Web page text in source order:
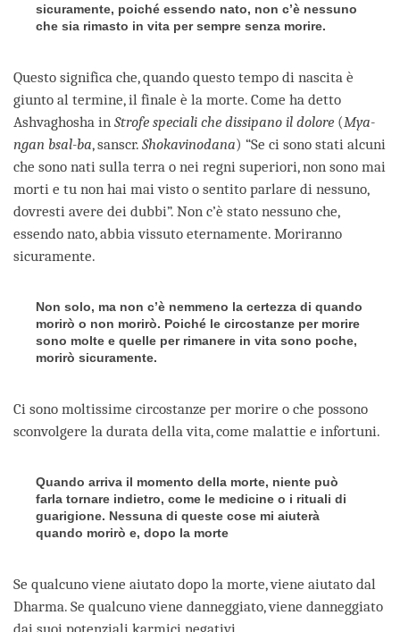
sicuramente, poiché essendo nato, non c’è nessuno
che sia rimasto in vita per sempre senza morire.
Questo significa che, quando questo tempo di nascita è
giunto al termine, il finale è la morte. Come ha detto
Ashvaghosha in Strofe speciali che dissipano il dolore (Mya-
ngan bsal-ba, sanscr. Shokavinodana) “Se ci sono stati alcuni
che sono nati sulla terra o nei regni superiori, non sono mai
morti e tu non hai mai visto o sentito parlare di nessuno,
dovresti avere dei dubbi”. Non c’è stato nessuno che,
essendo nato, abbia vissuto eternamente. Moriranno
sicuramente.
Non solo, ma non c’è nemmeno la certezza di quando
morirò o non morirò. Poiché le circostanze per morire
sono molte e quelle per rimanere in vita sono poche,
morirò sicuramente.
Ci sono moltissime circostanze per morire o che possono
sconvolgere la durata della vita, come malattie e infortuni.
Quando arriva il momento della morte, niente può
farla tornare indietro, come le medicine o i rituali di
guarigione. Nessuna di queste cose mi aiuterà
quando morirò e, dopo la morte
Se qualcuno viene aiutato dopo la morte, viene aiutato dal
Dharma. Se qualcuno viene danneggiato, viene danneggiato